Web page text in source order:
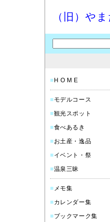
（旧）や
■ H O M E
■モデルコース
■観光スポット
■食べあるき
■お土産・逸品
■イベント・祭
■温泉三昧
■ メモ集
■カレンダー集
■ブックマーク集